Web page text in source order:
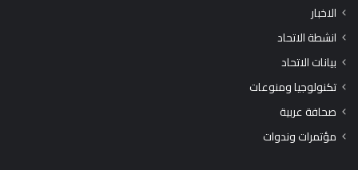
الاخبار
انشطة الاتحاد
بيانات الاتحاد
تكنولوجيا ومنوعات
صحافة عربية
مؤتمرات وندوات